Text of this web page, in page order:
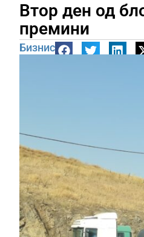
Втор ден од
премини
Бизнис